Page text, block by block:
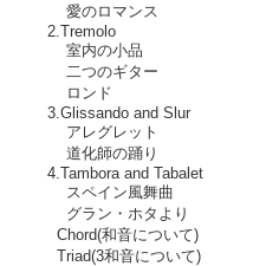
愛のロマンス
2.Tremolo
室内の小品
二つのギター
ロンド
3.Glissando and Slur
アレグレット
道化師の踊り
4.Tambora and Tabalet
スペイン風舞曲
グラン・ホタより
Chord(和音について)
Triad(3和音について)